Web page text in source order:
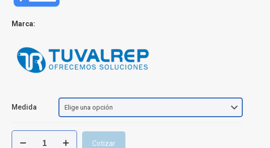
Marca:
Medida
Tee
Cotizar